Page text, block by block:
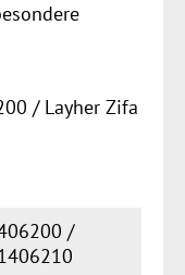
/ Layher Zifa
/